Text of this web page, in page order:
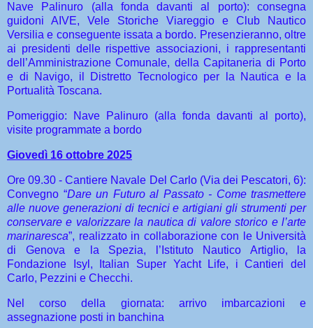
Nave Palinuro (alla fonda davanti al porto): consegna
guidoni AIVE, Vele Storiche Viareggio e Club Nautico
Versilia e conseguente issata a bordo. Presenzieranno, oltre
ai presidenti delle rispettive associazioni, i rappresentanti
dell’Amministrazione Comunale, della Capitaneria di Porto
e di Navigo, il Distretto Tecnologico per la Nautica e la
Portualità Toscana.
Pomeriggio: Nave Palinuro (alla fonda davanti al porto),
visite programmate a bordo
Giovedì 16 ottobre 2025
Ore 09.30 - Cantiere Navale Del Carlo (Via dei Pescatori, 6):
Convegno “Dare un Futuro al Passato - Come trasmettere
alle nuove generazioni di tecnici e artigiani gli strumenti per
conservare e valorizzare la nautica di valore storico e l’arte
marinaresca”, realizzato in collaborazione con
le Università
di Genova e la Spezia, l’Istituto Nautico Artiglio, la
Fondazione Isyl, Italian Super Yacht Life, i Cantieri del
Carlo, Pezzini e Checchi.
Nel corso della giornata: arrivo imbarcazioni e
assegnazione posti in banchina